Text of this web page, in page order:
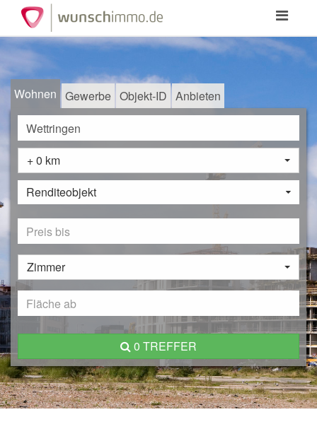
Toggle
Wohnen Gewerbe Objekt-ID Anbieten
+ 0 km
Renditeobjekt
Zimmer
0 TREFFER